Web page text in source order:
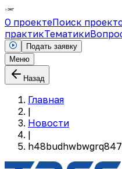
О проектеПоиск
практикТематики
Подать заявку
Меню
Назад
Главная
|
Новости
|